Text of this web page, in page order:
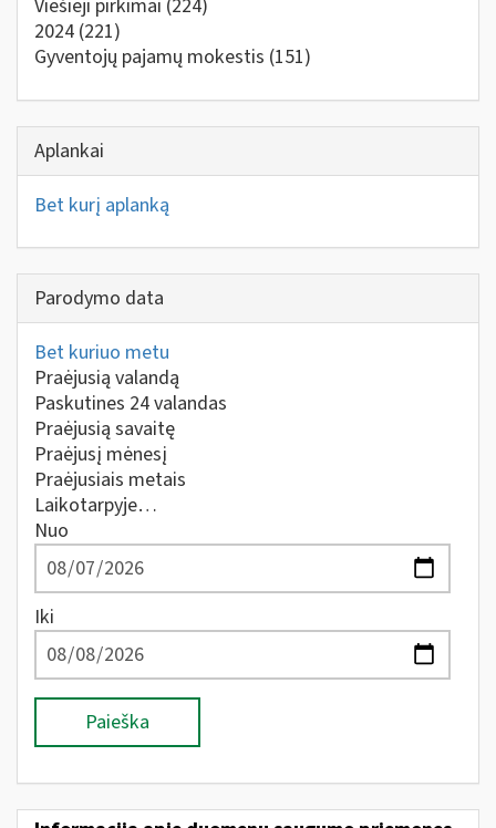
Viešieji pirkimai (224)
2024 (221)
Gyventojų pajamų mokestis (151)
Aplankai
Bet kurį aplanką
Parodymo data
Bet kuriuo metu
Praėjusią valandą
Paskutines 24 valandas
Praėjusią savaitę
Praėjusį mėnesį
Praėjusiais metais
Laikotarpyje…
Nuo
Iki
Paieška